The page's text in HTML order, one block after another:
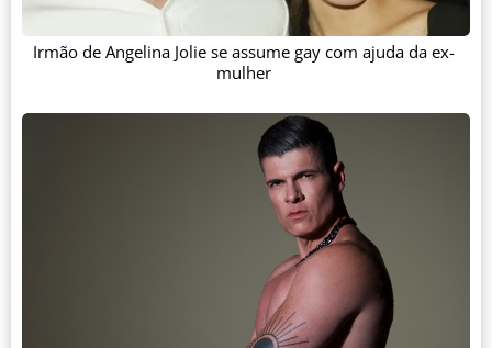
Irmão de Angelina Jolie se assume gay com ajuda da ex-
mulher